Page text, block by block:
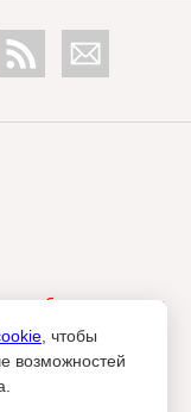
брендингового
только при
, чтобы
возможностей